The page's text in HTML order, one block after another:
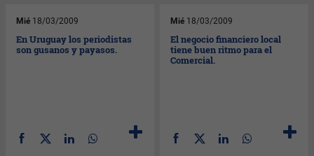
Mié 18/03/2009
En Uruguay los periodistas
son gusanos y payasos.
Mié 18/03/2009
El negocio financiero local
tiene buen ritmo para el
Comercial.